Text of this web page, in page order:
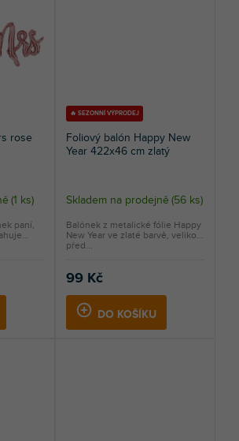
rose
(1 ks)
paní,
🔥 SEZONNÍ VÝPRODEJ
Foliový balón Happy New
Year 422x46 cm zlatý
Skladem na prodejně (56 ks)
99 Kč
DO KOŠÍKU
Balónek z metalické fólie Happy
New Year ve zlaté barvě, velikost
před...